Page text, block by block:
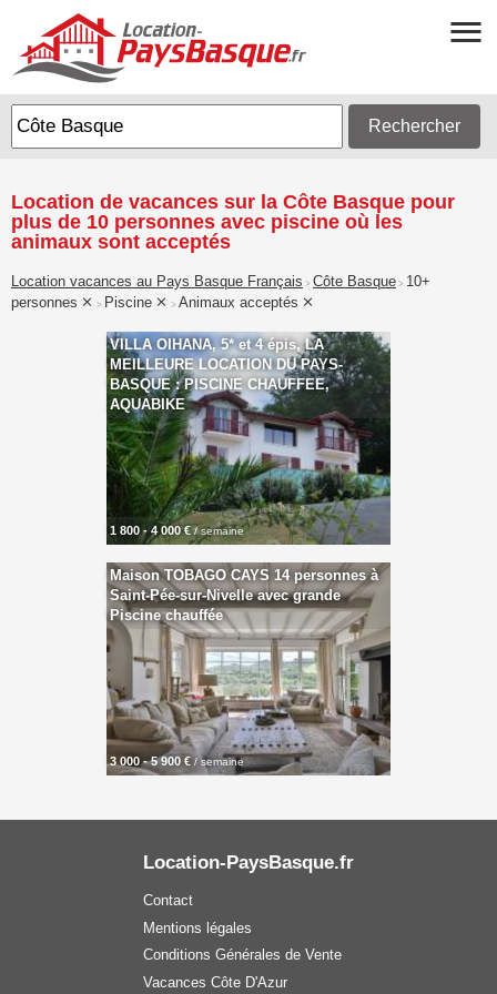
Rechercher
Location de vacances sur la Côte Basque pour
plus de 10 personnes avec piscine où les
animaux sont acceptés
Location vacances au Pays Basque Français > Côte Basque > 10+
personnes
> Piscine > Animaux acceptés
VILLA OIHANA, 5* et 4 épis, LA
MEILLEURE LOCATION DU PAYS-
BASQUE : PISCINE CHAUFFEE,
AQUABIKE
1 800 - 4 000 €/ semaine
Maison TOBAGO CAYS 14 personnes à
Saint-Pée-sur-Nivelle avec grande
Piscine chauffée
3 000 - 5 900 €/ semaine
Location-PaysBasque.fr
Contact
Mentions légales
Conditions Générales de Vente
Vacances Côte D'Azur